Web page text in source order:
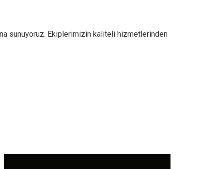
sunuyoruz. Ekiplerimizin kaliteli hizmetlerinden